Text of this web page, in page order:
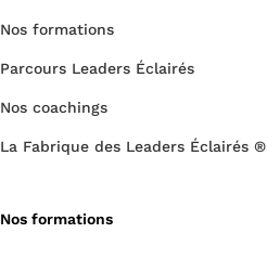
Nos formations
Parcours Leaders Éclairés
Nos coachings
La Fabrique des Leaders Éclairés ®
Nos formations